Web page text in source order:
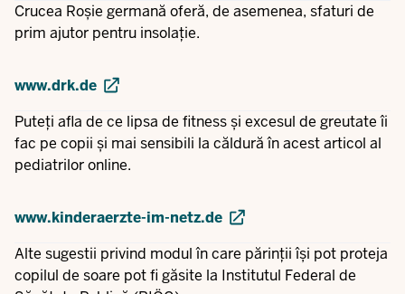
Crucea Roșie germană oferă, de asemenea, sfaturi de
prim ajutor pentru insolație.
www.drk.de
Puteți afla de ce lipsa de fitness și excesul de greutate îi
fac pe copii și mai sensibili la căldură în acest articol al
pediatrilor online.
www.kinderaerzte-im-netz.de
Alte sugestii privind modul în care părinții își pot proteja
copilul de soare pot fi găsite la Institutul Federal de